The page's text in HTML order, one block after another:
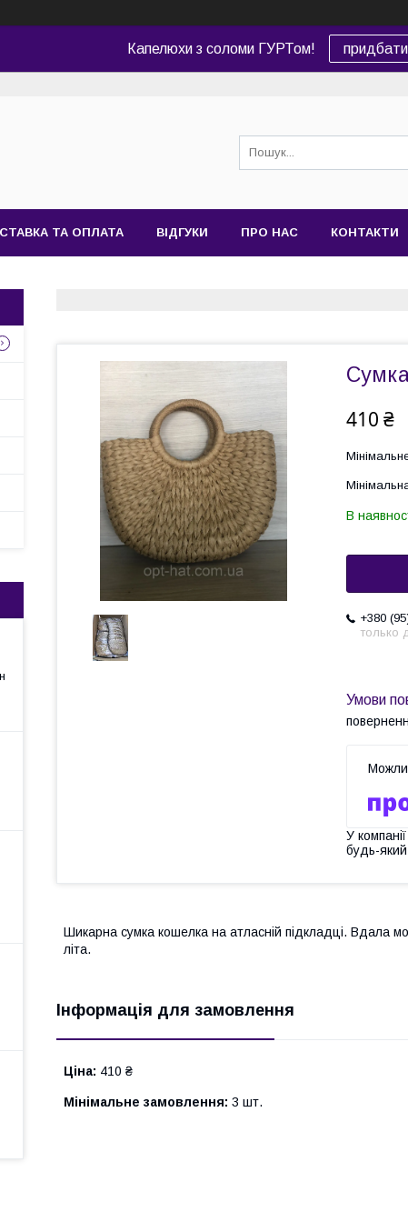
Капелюхи з соломи ГУРТом! придбати
ТА ОПЛАТА ВІДГУКИ ПРО НАС КОНТАКТИ
410 ₴
В
+380
только
У
будь-
Шикарна сумка кошелка на атласній підкладці. Вдала
літа.
Інформація для замовлення
Ціна: 410 ₴
Мінімальне замовлення: 3 шт.